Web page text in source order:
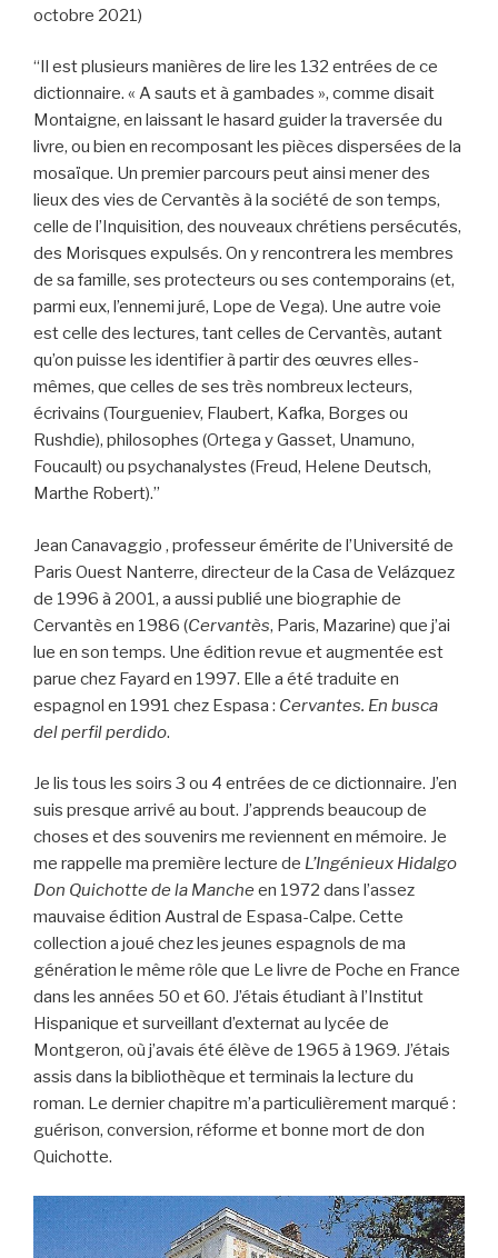
octobre 2021)
“Il est plusieurs manières de lire les 132 entrées de ce
dictionnaire. « A sauts et à gambades », comme disait
Montaigne, en laissant le hasard guider la traversée du
livre, ou bien en recomposant les pièces dispersées de la
mosaïque. Un premier parcours peut ainsi mener des
lieux des vies de Cervantès à la société de son temps,
celle de l’Inquisition, des nouveaux chrétiens persécutés,
des Morisques expulsés. On y rencontrera les membres
de sa famille, ses protecteurs ou ses contemporains (et,
parmi eux, l’ennemi juré, Lope de Vega). Une autre voie
est celle des lectures, tant celles de Cervantès, autant
qu’on puisse les identifier à partir des œuvres elles-
mêmes, que celles de ses très nombreux lecteurs,
écrivains (Tourgueniev, Flaubert, Kafka, Borges ou
Rushdie), philosophes (Ortega y Gasset, Unamuno,
Foucault) ou psychanalystes (Freud, Helene Deutsch,
Marthe Robert).”
Jean Canavaggio , professeur émérite de l’Université de
Paris Ouest Nanterre, directeur de la Casa de Velázquez
de 1996 à 2001, a aussi publié une biographie de
Cervantès en 1986 (Cervantès, Paris, Mazarine) que j’ai
lue en son temps. Une édition revue et augmentée est
parue chez Fayard en 1997. Elle a été traduite en
espagnol en 1991 chez Espasa : Cervantes. En busca
del perfil perdido.
Je lis tous les soirs 3 ou 4 entrées de ce dictionnaire. J’en
suis presque arrivé au bout. J’apprends beaucoup de
choses et des souvenirs me reviennent en mémoire. Je
me rappelle ma première lecture de L’Ingénieux Hidalgo
Don Quichotte de la Manche en 1972 dans l’assez
mauvaise édition Austral de Espasa-Calpe. Cette
collection a joué chez les jeunes espagnols de ma
génération le même rôle que Le livre de Poche en France
dans les années 50 et 60. J’étais étudiant à l’Institut
Hispanique et surveillant d’externat au lycée de
Montgeron, où j’avais été élève de 1965 à 1969. J’étais
assis dans la bibliothèque et terminais la lecture du
roman. Le dernier chapitre m’a particulièrement marqué :
guérison, conversion, réforme et bonne mort de don
Quichotte.